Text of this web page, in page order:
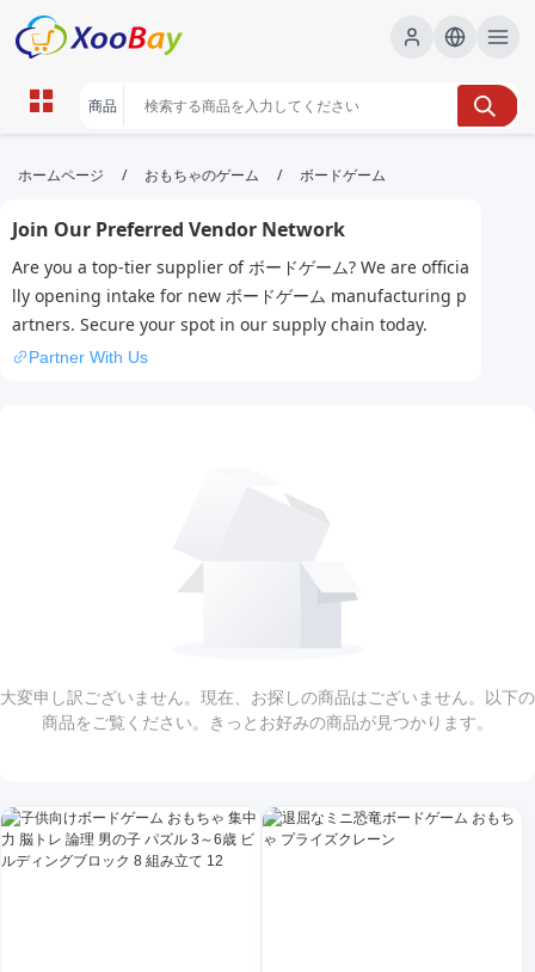
ボードゲーム | XOOBAY B2B/B2C
ボードゲーム, レビュー, 遊び方, おすすめ, wholesale
ボードゲーム, XOOBAY
ボードゲームの魅力と遊び方を紹介とコツ集
ホームページ / おもちゃのゲーム / ボードゲーム
Join Our Preferred Vendor Network
Are you a top-tier supplier of ボードゲーム? We are officia
lly opening intake for new ボードゲーム manufacturing p
artners. Secure your spot in our supply chain today.
Partner With Us
大変申し訳ございません。現在、お探しの商品はございません。以下の
商品をご覧ください。きっとお好みの商品が見つかります。